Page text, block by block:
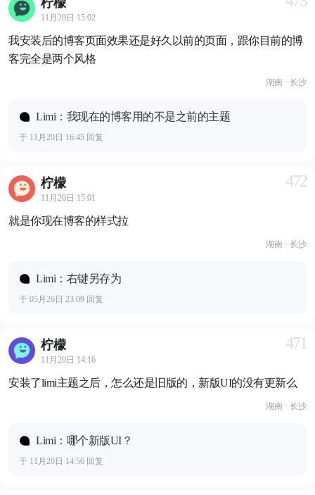
11月20日 15:02
我安装后的博客页面效果还是好久以前的页面，跟你目前的博
客完全是两个风格
湖南 · 长沙
Limi：我现在的博客用的不是之前的主题
于 11月20日 16:45 回复
柠檬
11月20日 15:01
472
就是你现在博客的样式拉
湖南 · 长沙
Limi：右键另存为
于 05月26日 23:09 回复
柠檬
11月20日 14:16
471
安装了limi主题之后，怎么还是旧版的，新版UI的没有更新么
湖南 · 长沙
Limi：哪个新版UI？
于 11月20日 14:56 回复